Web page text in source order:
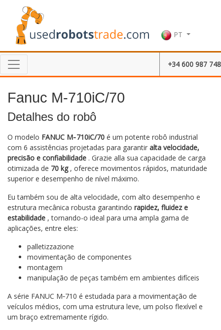
PT
+34 600 987 748
Fanuc M-710iC/70
Detalhes do robô
O modelo FANUC M‑710iC/70 é um potente robô industrial
com 6 assistências projetadas para garantir alta velocidade,
precisão e confiabilidade . Grazie alla sua capacidade de carga
otimizada de 70 kg, oferece movimentos rápidos, maturidade
superior e desempenho de nível máximo.
Eu também sou de alta velocidade, com alto desempenho e
estrutura mecânica robusta garantindo rapidez, fluidez e
estabilidade , tornando-o ideal para uma ampla gama de
aplicações, entre eles:
palletizzazione
movimentação de componentes
montagem
manipulação de peças também em ambientes difíceis
A série FANUC M‑710 é estudada para a movimentação de
veículos médios, com uma estrutura leve, um polso flexível e
um braço extremamente rígido.